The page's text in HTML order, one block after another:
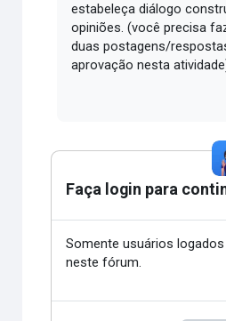
estabeleça diálogo
opiniões. (você precisa
duas postagens/
aprovação nesta
Faça login para
Somente usuários
neste fórum.